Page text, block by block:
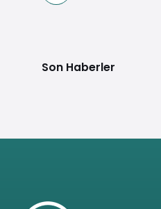
Son Haberler